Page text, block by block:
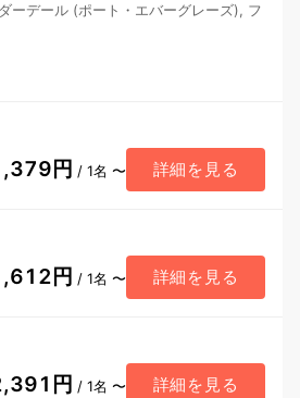
ーデール (ポート・エバーグレーズ), フ
円 / 1名 〜 詳細を見る
円 / 1名 〜 詳細を見る
円 / 1名 〜 詳細を見る